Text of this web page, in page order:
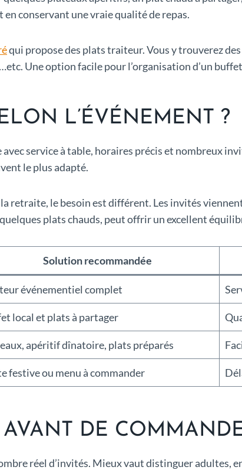
conservant une vraie qualité de repas.
qui propose des plats traiteur. Vous y trouverez
Une option facile pour l’organisation d’un
L’ÉVÉNEMENT ?
service à table, horaires précis et nombreux
le plus adapté.
retraite, le besoin est différent. Les invités
plats chauds, peut offrir un excellent
Solution recommandée
événementiel complet
local et plats à partager
apéritif dînatoire, plats préparés
festive ou menu à commander
AVANT DE
réel d’invités. Mieux vaut distinguer adultes,